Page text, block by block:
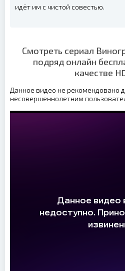
идёт им с чистой совестью.
Смотреть сериал
подряд онлайн
качестве
Данное видео не рекомендовано
несовершеннолетним